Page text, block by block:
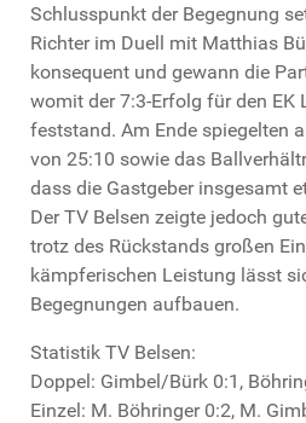
Schlusspunkt der Begegnung
Richter im Duell mit Matthias
konsequent und gewann die
womit der 7:3-Erfolg für den EK
feststand. Am Ende spiegelten
von 25:10 sowie das
dass die Gastgeber insgesamt
Der TV Belsen zeigte jedoch
trotz des Rückstands großen
kämpferischen Leistung lässt
Begegnungen aufbauen.
Statistik TV Belsen:
Doppel: Gimbel/Bürk 0:1,
Einzel: M. Böhringer 0:2, M.